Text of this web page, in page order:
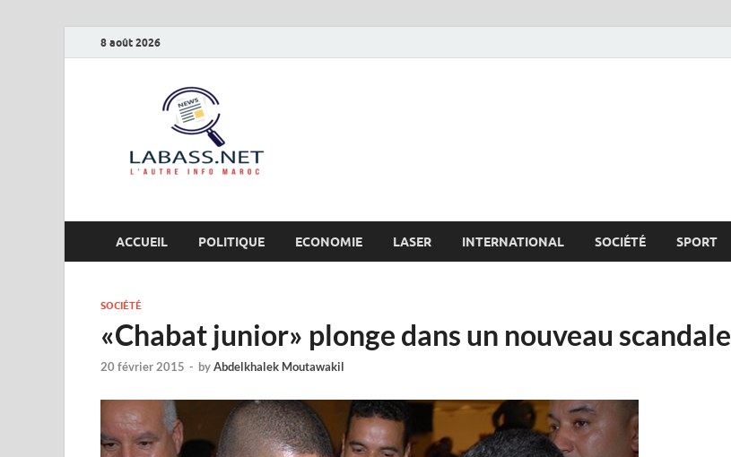
8 août 2026
ACCUEIL POLITIQUE ECONOMIE LASER INTERNATIONAL SOCIÉTÉ SPORT
SOCIÉTÉ
«Chabat junior» plonge dans un nouveau scandale
20 février 2015 - byAbdelkhalek Moutawakil